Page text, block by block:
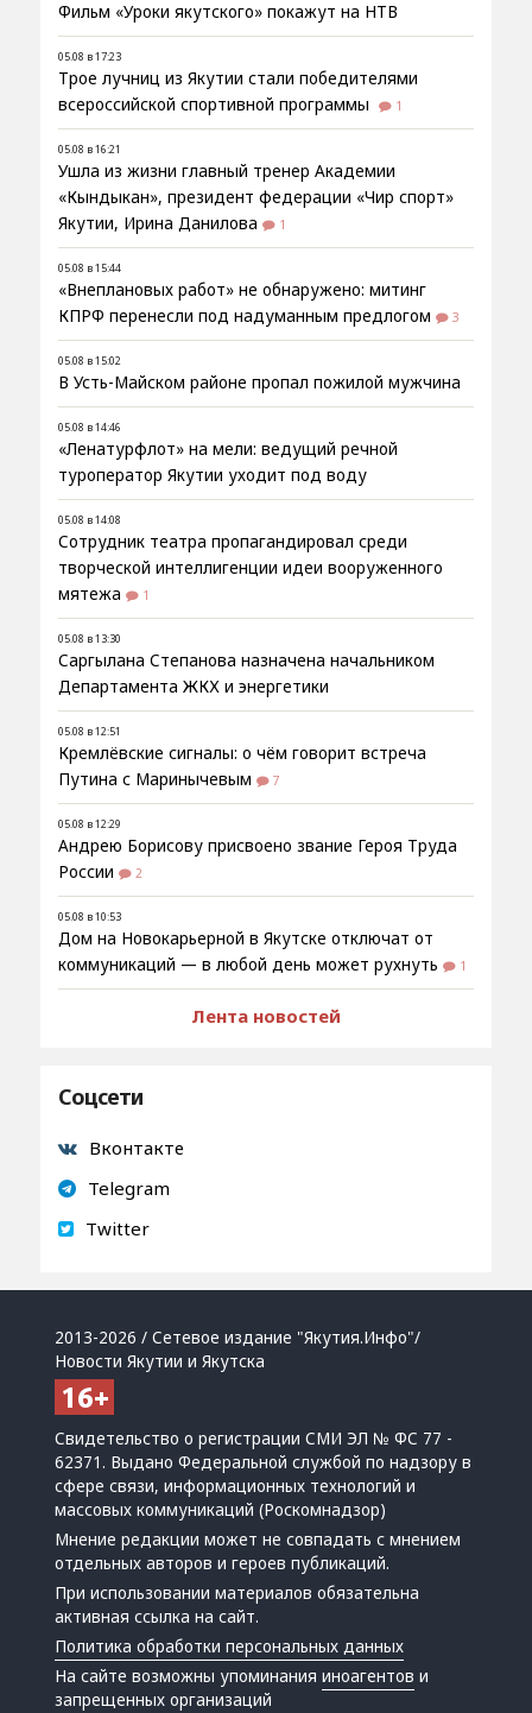
Фильм «Уроки якутского» покажут на НТВ
05.08 в 17:23
Трое лучниц из Якутии стали победителями
всероссийской спортивной программы
1
05.08 в 16:21
Ушла из жизни главный тренер Академии
«Кындыкан», президент федерации «Чир спорт»
Якутии, Ирина Данилова
1
05.08 в 15:44
«Внеплановых работ» не обнаружено: митинг
КПРФ перенесли под надуманным предлогом
3
05.08 в 15:02
В Усть-Майском районе пропал пожилой мужчина
05.08 в 14:46
«Ленатурфлот» на мели: ведущий речной
туроператор Якутии уходит под воду
05.08 в 14:08
Сотрудник театра пропагандировал среди
творческой интеллигенции идеи вооруженного
мятежа
1
05.08 в 13:30
Саргылана Степанова назначена начальником
Департамента ЖКХ и энергетики
05.08 в 12:51
Кремлёвские сигналы: о чём говорит встреча
Путина с Маринычевым
7
05.08 в 12:29
Андрею Борисову присвоено звание Героя Труда
России
2
05.08 в 10:53
Дом на Новокарьерной в Якутске отключат от
коммуникаций — в любой день может рухнуть
1
Лента новостей
Соцсети
Вконтакте
Telegram
Twitter
2013-2026 / Сетевое издание "Якутия.Инфо"/
Новости Якутии и Якутска
Свидетельство о регистрации СМИ ЭЛ № ФС 77 -
62371. Выдано Федеральной службой по надзору в
сфере связи, информационных технологий и
массовых коммуникаций (Роскомнадзор)
Мнение редакции может не совпадать с мнением
отдельных авторов и героев публикаций.
При использовании материалов обязательна
активная ссылка на сайт.
Политика обработки персональных данных
На сайте возможны упоминанияиноагентов и
запрещенных организаций